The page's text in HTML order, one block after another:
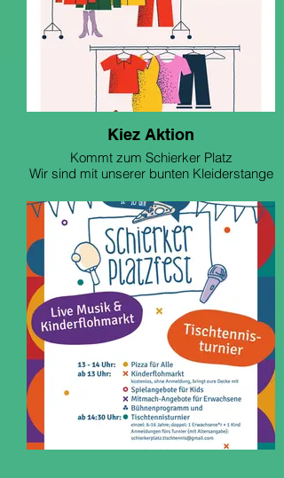
Kiez Aktion
Kommt zum Schierker Platz
Wir sind mit unserer bunten Kleiderstange
im Kiez
28.08.26
17-18 Uhr